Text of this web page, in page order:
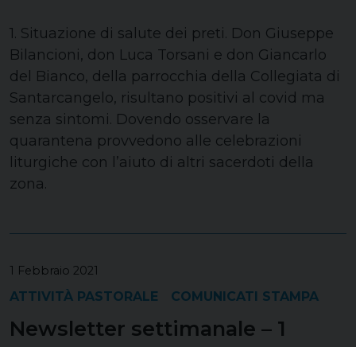
1. Situazione di salute dei preti. Don Giuseppe
Bilancioni, don Luca Torsani e don Giancarlo
del Bianco, della parrocchia della Collegiata di
Santarcangelo, risultano positivi al covid ma
senza sintomi. Dovendo osservare la
quarantena provvedono alle celebrazioni
liturgiche con l’aiuto di altri sacerdoti della
zona.
1 Febbraio 2021
ATTIVITÀ PASTORALE COMUNICATI STAMPA
Newsletter settimanale – 1